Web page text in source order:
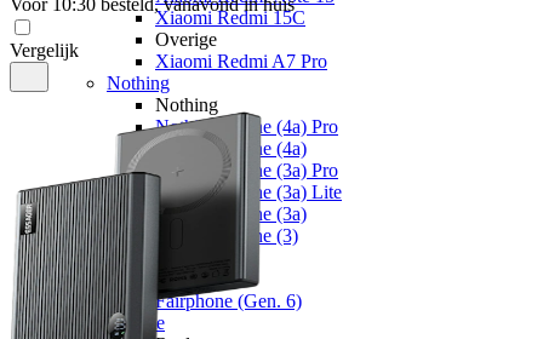
Xiaomi Redmi 15C
Overige
Xiaomi Redmi A7 Pro
Nothing
Nothing
Nothing Phone (4a) Pro
Nothing Phone (4a)
Nothing Phone (3a) Pro
Nothing Phone (3a) Lite
Nothing Phone (3a)
Nothing Phone (3)
Fairphone
Fairphone
Fairphone (Gen. 6)
Realme
Voor 10:30 besteld, vanavond in huis
Vergelijk